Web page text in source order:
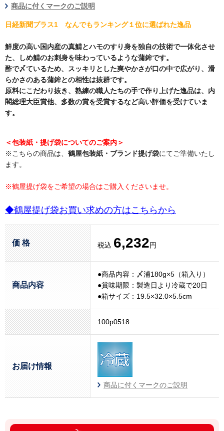
商品に付くマークのご説明
日経新聞プラス1 なんでもランキング１位に選ばれた逸品
鮮度の高い国内産の真鯖とハモのすり身を独自の技術で一体化させ
た、しめ鯖のお刺身を味わっているような蒲鉾です。
酢で〆ているため、スッキリとした爽やかさが口の中で広がり、滑
らかさのある蒲鉾との相性は抜群です。
原料にこだわり抜き、熟練の職人たちの手で作り上げた逸品は、内
閣総理大臣賞他、多数の賞を受賞するなど高い評価を受けていま
す。
＜包装紙・提げ袋についてのご案内＞
※こちらの商品は、 鶴屋包装紙・ブランド提げ袋にてご準備いたし
ます。
※鶴屋提げ袋をご希望の場合はご購入くださいませ。
◆鶴屋提げ袋お買い求めの方はこちらから
価 格 税込 6,232円
商品内容
●商品内容：〆浦180g×5（箱入り）
●賞味期限：製造日より冷蔵で20日
●箱サイズ：19.5×32.0×5.5cm
100p0518
お届け情報
商品に付くマークのご説明